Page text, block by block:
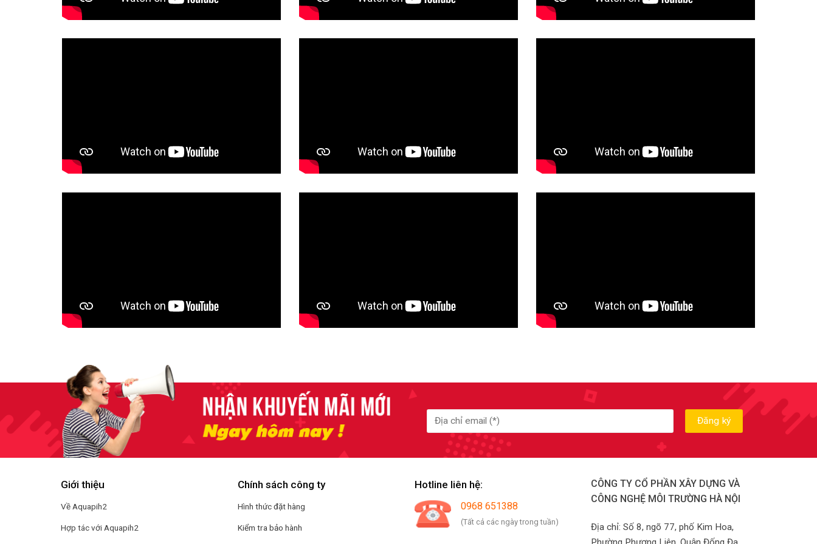
Giới thiệu
Về Aquapih2
Hợp tác với Aquapih2
Chính sách công ty
Hình thức đặt hàng
Kiểm tra bảo hành
Hotline liên hệ:
0968 651388
(Tất cả các ngày trong tuần)
CÔNG TY CỔ PHẦN XÂY DỰNG VÀ
CÔNG NGHỆ MÔI TRƯỜNG HÀ NỘI
Địa chỉ: Số 8, ngõ 77, phố Kim Hoa,